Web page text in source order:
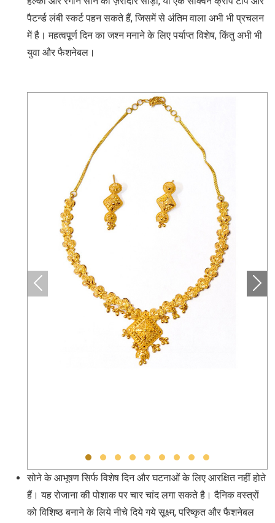
पैटर्न्‍ड लंबी स्कर्ट पहन सकते हैं, जिसमें से अंतिम वाला अभी भी प्रचलन
में है। महत्‍वपूर्ण दिन का जश्न मनाने के लिए पर्याप्त विशेष, किंतु अभी भी
युवा और फैशनेबल।
सोने के आभूषण सिर्फ विशेष दिन और घटनाओं के लिए आरक्षित नहीं होते
हैं। यह रोजाना की पोशाक पर चार चांद लगा सकते है। दैनिक वस्त्रों
को विशिष्ठ बनाने के लिये नीचे दिये गये सूक्ष्म, परिष्कृत और फैशनेबल